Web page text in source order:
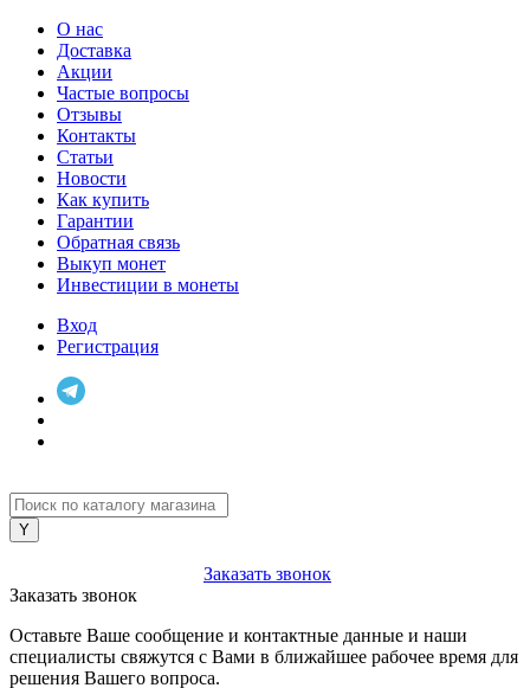
О нас
Доставка
Акции
Частые вопросы
Отзывы
Контакты
Статьи
Новости
Как купить
Гарантии
Обратная связь
Выкуп монет
Инвестиции в монеты
Вход
Регистрация
Заказать звонок
Заказать звонок
Оставьте Ваше сообщение и контактные данные и наши
специалисты свяжутся с Вами в ближайшее рабочее время для
решения Вашего вопроса.